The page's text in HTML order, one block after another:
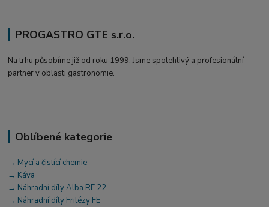
PROGASTRO GTE s.r.o.
Na trhu působíme již od roku 1999. Jsme spolehlivý a profesionální
partner v oblasti gastronomie.
Oblíbené kategorie
→ Mycí a čistící chemie
→ Káva
→ Náhradní díly Alba RE 22
→ Náhradní díly Fritézy FE